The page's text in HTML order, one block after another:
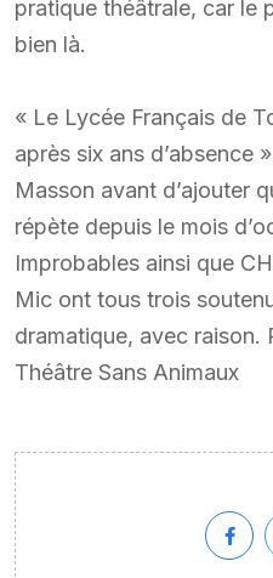
pratique théâtrale, car le
bien là.
« Le Lycée Français de
après six ans d’absence
Masson avant d’ajouter
répète depuis le mois
Improbables ainsi que
Mic ont tous trois
dramatique, avec raison.
Théâtre Sans Animaux